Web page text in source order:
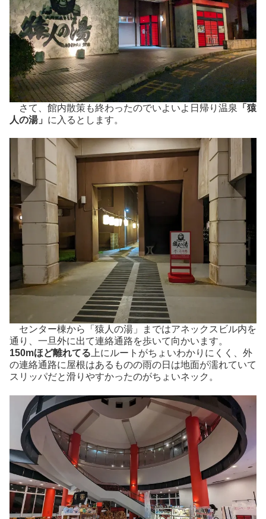
さて、館内散策も終わったのでいよいよ日帰り温泉
「猿
人の湯」 に入るとします。
センター棟から「猿人の湯」まではアネックスビル内を
通り、一旦外に出て連絡通路を歩いて向かいます。
150mほど離れてる 上にルートがちょいわかりにくく、外
の連絡通路に屋根はあるものの雨の日は地面が濡れていて
スリッパだと滑りやすかったのがちょいネック。